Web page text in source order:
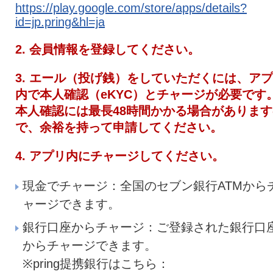
https://play.google.com/store/apps/details?
id=jp.pring&hl=ja
2. 会員情報を登録してください。
3. エール（投げ銭）をしていただくには、ア
内で本人確認（eKYC）とチャージが必要です
本人確認には最長48時間かかる場合がありま
で、余裕を持って申請してください。
4. アプリ内にチャージしてください。
現金でチャージ：全国のセブン銀行ATMから
ャージできます。
銀行口座からチャージ：ご登録された銀行口
からチャージできます。
※pring提携銀行はこちら：